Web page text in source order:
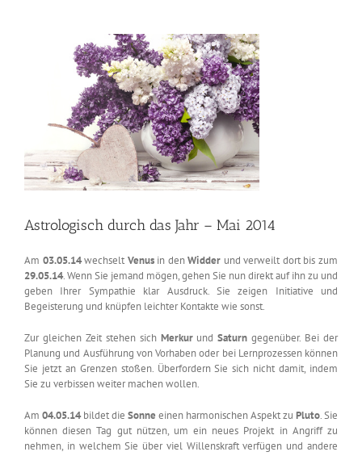
Astrologisch durch das Jahr – Mai 2014
Am 03.05.14wechselt Venusin denWidder und verweilt dort bis zum
29.05.14. Wenn Sie jemand mögen, gehen Sie nun direkt auf ihn zu und
geben Ihrer Sympathie klar Ausdruck. Sie zeigen Initiative und
Begeisterung und knüpfen leichter Kontakte wie sonst.
Zur gleichen Zeit stehen sich Merkur undSaturngegenüber. Bei der
Planung und Ausführung von Vorhaben oder bei Lernprozessen können
Sie jetzt an Grenzen stoßen. Überfordern Sie sich nicht damit, indem
Sie zu verbissen weiter machen wollen.
Am 04.05.14bildet die Sonne einen harmonischen Aspekt zu Pluto. Sie
können diesen Tag gut nützen, um ein neues Projekt in Angriff zu
nehmen, in welchem Sie über viel Willenskraft verfügen und andere